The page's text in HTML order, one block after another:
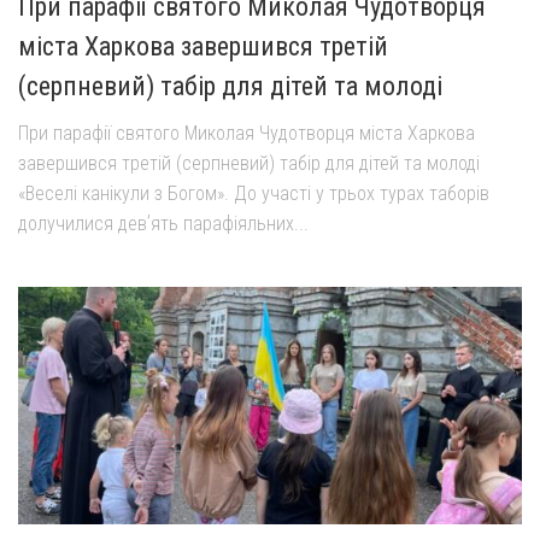
При парафії святого Миколая Чудотворця
міста Харкова завершився третій
(серпневий) табір для дітей та молоді
При парафії святого Миколая Чудотворця міста Харкова
завершився третій (серпневий) табір для дітей та молоді
«Веселі канікули з Богом». До участі у трьох турах таборів
долучилися девʼять парафіяльних...